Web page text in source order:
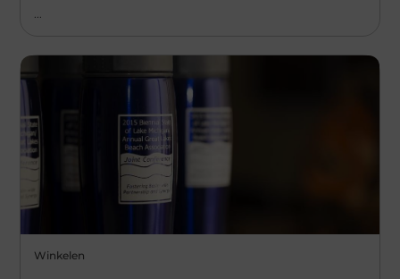
...
Winkelen